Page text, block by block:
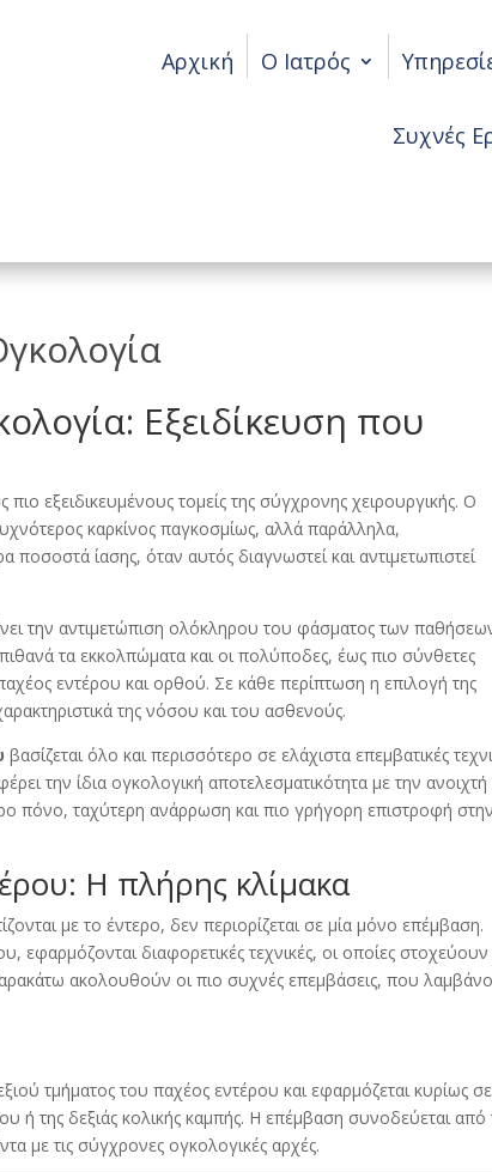
Αρχική Ο Ιατρός
Συχνές
Εξειδίκευση που
εξειδικευμένους τομείς της σύγχρονης χειρουργικής. Ο
καρκίνος παγκοσμίως, αλλά παράλληλα,
ποσοστά ίασης, όταν αυτός διαγνωστεί και αντιμετωπιστεί
την αντιμετώπιση ολόκληρου του φάσματος των
τα εκκολπώματα και οι πολύποδες, έως πιο σύνθετες
εντέρου και ορθού. Σε κάθε περίπτωση η επιλογή της
της νόσου και του ασθενούς.
βασίζεται όλο και περισσότερο σε ελάχιστα επεμβατικές
την ίδια ογκολογική αποτελεσματικότητα με την ανοιχτή
πόνο, ταχύτερη ανάρρωση και πιο γρήγορη επιστροφή
Η πλήρης κλίμακα
με το έντερο, δεν περιορίζεται σε μία μόνο επέμβαση.
διαφορετικές τεχνικές, οι οποίες στοχεύουν
ακολουθούν οι πιο συχνές επεμβάσεις, που
τμήματος του παχέος εντέρου και εφαρμόζεται κυρίως σε
ή της δεξιάς κολικής καμπής. Η επέμβαση συνοδεύεται από
με τις σύγχρονες ογκολογικές αρχές.